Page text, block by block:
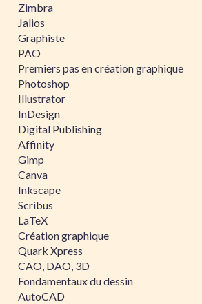
Zimbra
Jalios
Graphiste
PAO
Premiers pas en création graphique
Photoshop
Illustrator
InDesign
Digital Publishing
Affinity
Gimp
Canva
Inkscape
Scribus
LaTeX
Création graphique
Quark Xpress
CAO, DAO, 3D
Fondamentaux du dessin
AutoCAD